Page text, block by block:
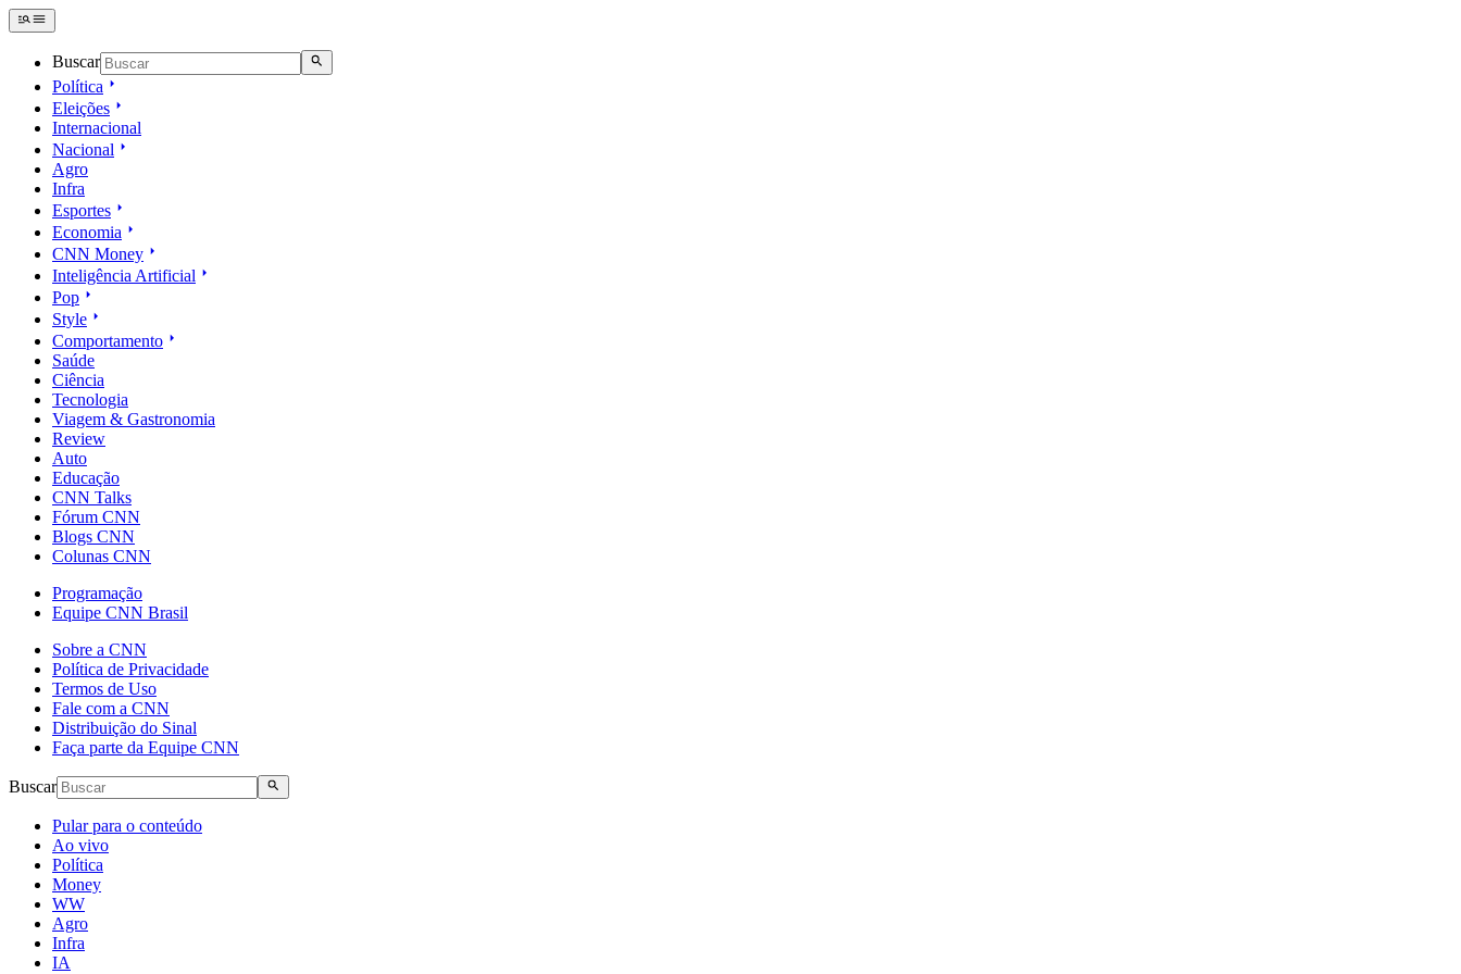
Buscar
Política
Eleições
Internacional
Nacional
Agro
Infra
Esportes
Economia
CNN Money
Inteligência Artificial
Pop
Style
Comportamento
Saúde
Ciência
Tecnologia
Viagem & Gastronomia
Review
Auto
Educação
CNN Talks
Fórum CNN
Blogs CNN
Colunas CNN
Programação
Equipe CNN Brasil
Sobre a CNN
Política de Privacidade
Termos de Uso
Fale com a CNN
Distribuição do Sinal
Faça parte da Equipe CNN
Buscar
Pular para o conteúdo
Ao vivo
Política
Money
WW
Agro
Infra
IA